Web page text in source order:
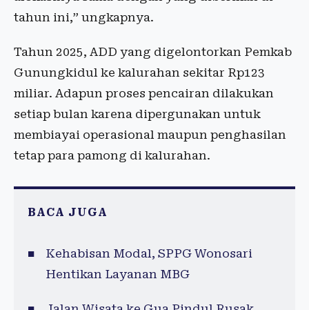
tahun ini,” ungkapnya.
Tahun 2025, ADD yang digelontorkan Pemkab
Gunungkidul ke kalurahan sekitar Rp123
miliar. Adapun proses pencairan dilakukan
setiap bulan karena dipergunakan untuk
membiayai operasional maupun penghasilan
tetap para pamong di kalurahan.
BACA JUGA
Kehabisan Modal, SPPG Wonosari
Hentikan Layanan MBG